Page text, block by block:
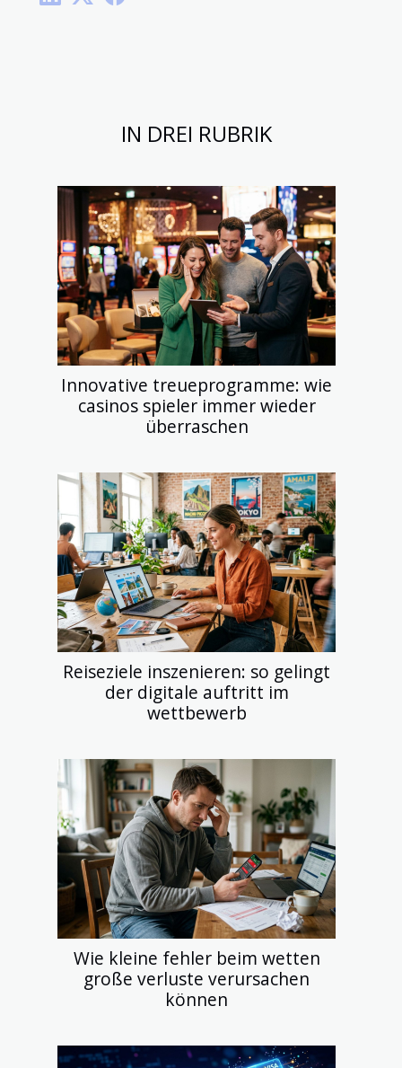
IN DREI RUBRIK
Innovative treueprogramme: wie
casinos spieler immer wieder
überraschen
Reiseziele inszenieren: so gelingt
der digitale auftritt im
wettbewerb
Wie kleine fehler beim wetten
große verluste verursachen
können